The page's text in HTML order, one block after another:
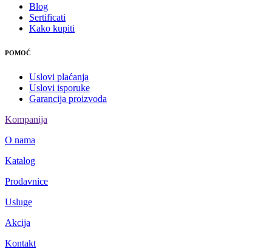
Blog
Sertificati
Kako kupiti
POMOĆ
Uslovi plaćanja
Uslovi isporuke
Garancija proizvoda
Kompanija
O nama
Katalog
Prodavnice
Usluge
Akcija
Kontakt